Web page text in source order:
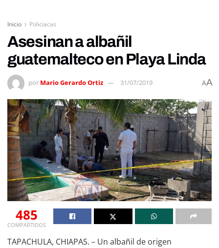
Inicio Policiacas
Asesinan a albañil
guatemalteco en Playa Linda
por Mario Gerardo Ortiz 31/07/2019 AA
485
COMPARTIDOS
TAPACHULA, CHIAPAS. – Un albañil de origen